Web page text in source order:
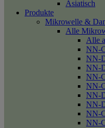
Asiatisch
Produkte
Mikrowelle &
Alle
Alle
NN-
NN-
NN-
NN-
NN-
NN-
NN-
NN-
NN-